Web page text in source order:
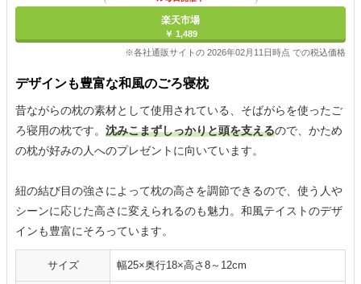
楽天市場
￥ 1,489
※各社通販サイトの 2026年02月11日時点 での税込価格
デザインも豊富な和風のごろ寝枕
昔ながらの枕の素材として使用されている、そばがらを使ったご
ろ寝用の枕です。 沈みこまずしっかりと頭を支えるので、かため
の枕が好みの人へのプレゼントに向いています。
紐の結び目の強さによって枕の高さを調節できるので、使う人や
シーンに応じた高さに変えられるのも魅力。和風テイストのデザ
インも豊富にそろっています。
サイズ 幅25×奥行18×高さ8～12cm